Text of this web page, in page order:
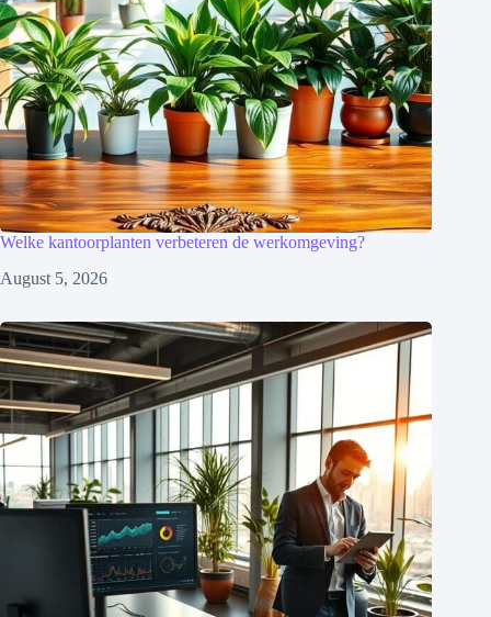
Welke kantoorplanten verbeteren de werkomgeving?
August 5, 2026